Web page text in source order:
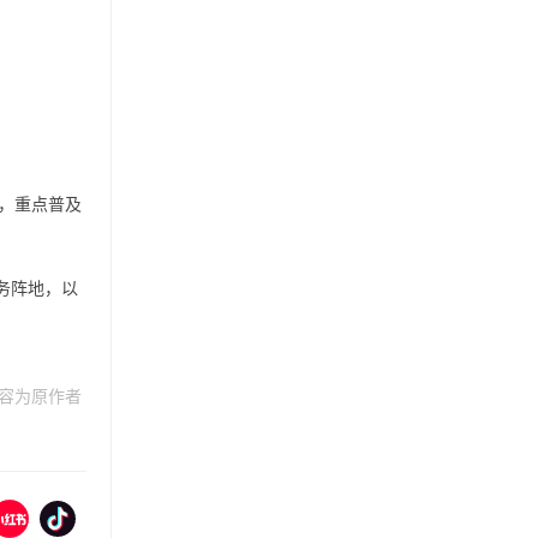
重点普及
阵地，以
为原作者